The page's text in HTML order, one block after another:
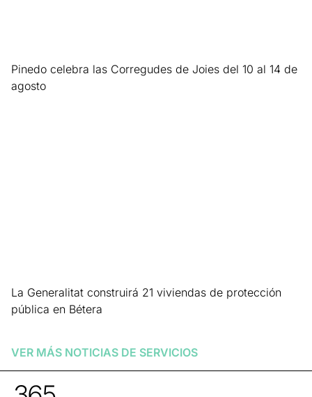
Pinedo celebra las Corregudes de Joies del 10 al 14 de
agosto
La Generalitat construirá 21 viviendas de protección
pública en Bétera
VER MÁS NOTICIAS DE SERVICIOS